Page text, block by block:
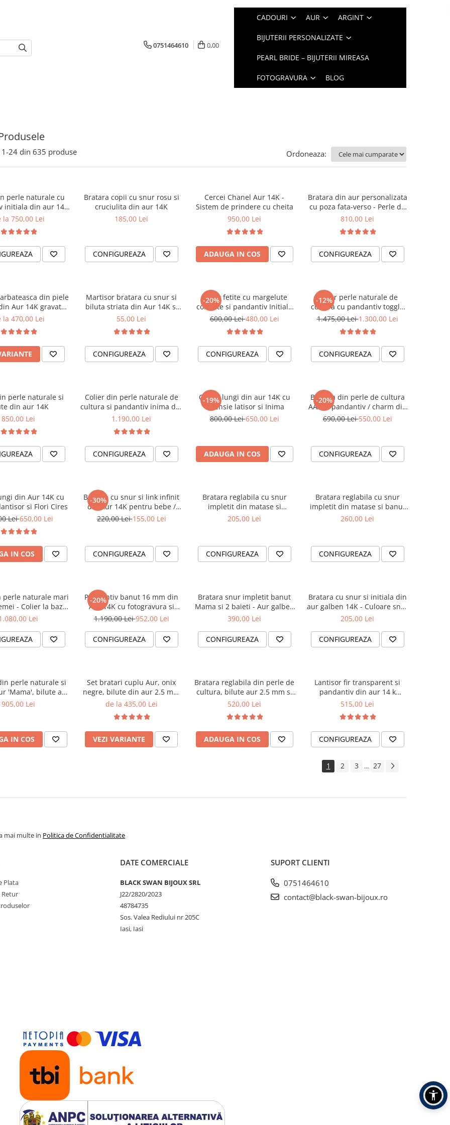
0751464610 0,00
CADOURI AUR ARGINT
BIJUTERII PERSONALIZATE
PEARL BRIDE – BIJUTERII MIREASA
FOTOGRAVURA BLOG
1-24 din 635 produse Ordoneaza:
perle naturale cu
initiala din aur 14K
din aur 14K de
la 750,00 Lei
Bratara copii cu snur rosu si
cruciulita din aur 14K
185,00 Lei
CONFIGUREAZA
Cercei Chanel Aur 14K -
Sistem de prindere cu cheita
950,00 Lei
ADAUGA IN COS
Bratara din aur personalizata
cu poza fata-verso - Perle de
cultura peach - Aur 14K
810,00 Lei
CONFIGUREAZA
din piele
Aur 14K gravat
Deo" / "Nimic fara
la 470,00 Lei
Martisor bratara cu snur si
biluta striata din Aur 14K si
perla naturala de cultura
55,00 Lei
CONFIGUREAZA
-20%
Colier fetite cu margelute
colorate si pandantiv Initiala
nume cu Fluturas Aur 14K
600,00 Lei480,00 Lei
CONFIGUREAZA
-12%
Colier perle naturale de
cultura cu pandantiv toggle
Soare Luna si Stea din Aur
1.475,00 Lei1.300,00 Lei
CONFIGUREAZA
perle naturale si
din aur 14K
850,00 Lei
Colier din perle naturale de
cultura si pandantiv inima din
aur 14K gravat 'FAMILIA'-
1.190,00 Lei
CONFIGUREAZA
-19%
Cercei lungi din aur 14K cu
extensie latisor si Inima
800,00 Lei650,00 Lei
ADAUGA IN COS
-20%
Bratara din perle de cultura
AAA si pandantiv / charm din
Aur 14K inima
690,00 Lei550,00 Lei
CONFIGUREAZA
din Aur 14K cu
si Flori Cires
Lei650,00 Lei
IN COS
-30%
Bratara cu snur si link infinit
din Aur 14K pentru bebe /
nou nascut - Cadou Botez
220,00 Lei155,00 Lei
CONFIGUREAZA
Bratara reglabila cu snur
impletit din matase si
cruciulita din aur 14K
205,00 Lei
CONFIGUREAZA
Bratara reglabila cu snur
impletit din matase si banut
din aur 14K - Ingeras gravat
260,00 Lei
CONFIGUREAZA
perle naturale mari
- Colier la baza
incheietoare din
Lei
-20%
Pandantiv banut 16 mm din
Aur 14K cu fotogravura si
prindere mare cu anou
1.190,00 Lei952,00 Lei
CONFIGUREAZA
Bratara snur impletit banut
Mama si 2 baieti - Aur galben
14K
390,00 Lei
CONFIGUREAZA
Bratara cu snur si initiala din
aur galben 14K - Culoare snur
la alegere
205,00 Lei
CONFIGUREAZA
perle naturale si
'Mama', bilute aur
2.5 mm
905,00 Lei
IN COS
Set bratari cuplu Aur, onix
negre, bilute din aur 2.5 mm
si cruciulita din aur 14K
de la 435,00 Lei
VEZI VARIANTE
Bratara reglabila din perle de
cultura, bilute aur 2.5 mm si
link Chanel
520,00 Lei
ADAUGA IN COS
Lantisor fir transparent si
pandantiv din aur 14 k
molecula fericirii - Serotonina
515,00 Lei
CONFIGUREAZA
1 2 3 ... 27
mai multe in Politica de Confidentialitate
Plata
Retur
DATE COMERCIALE
BLACK SWAN BIJOUX SRL
J22/2820/2023
48784735
Sos. Valea Rediului nr 205C
Iasi, Iasi
SUPORT CLIENTI
0751464610
contact@black-swan-bijoux.ro